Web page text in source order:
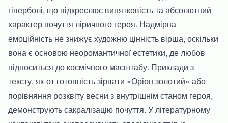
гіперболі, що підкреслює винятковість та абсолютний
характер почуття ліричного героя. Надмірна
емоційність не знижує художню цінність вірша, оскільки
вона є основою неоромантичної естетики, де любов
підноситься до космічного масштабу. Приклади з
тексту, як-от готовність зірвати «Оріон золотий» або
порівняння розквіту весни з внутрішнім станом героя,
демонструють сакралізацію почуття. У літературному